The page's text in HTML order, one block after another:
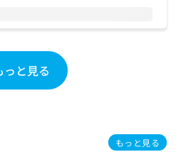
っと見る
もっと見る